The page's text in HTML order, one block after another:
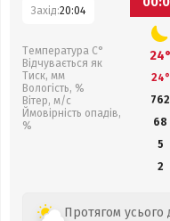
Захід:20:04
Температура С°
Відчувається як
Тиск, мм
Вологість, %
Вітер, м/с
Ймовірність опадів,
%
24°
24°
762
68
5
2
Протягом усього